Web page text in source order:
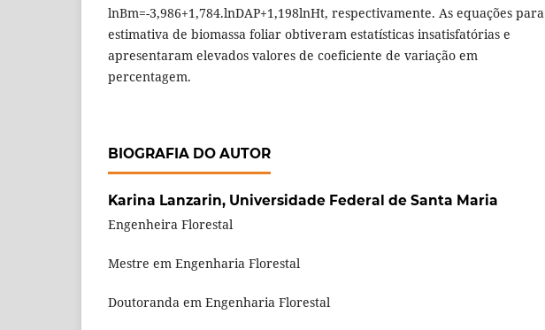
lnBm=-3,986+1,784.lnDAP+1,198lnHt, respectivamente. As equações para
estimativa de biomassa foliar obtiveram estatísticas insatisfatórias e
apresentaram elevados valores de coeficiente de variação em
percentagem.
BIOGRAFIA DO AUTOR
Karina Lanzarin, Universidade Federal de Santa Maria
Engenheira Florestal
Mestre em Engenharia Florestal
Doutoranda em Engenharia Florestal